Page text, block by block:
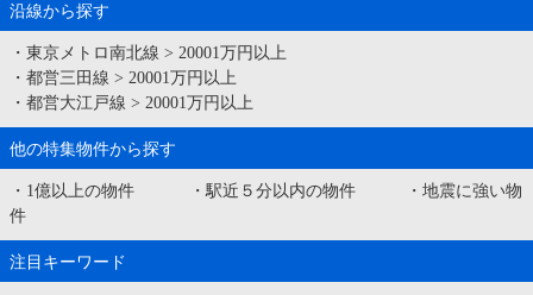
沿線から探す
・ 東京メトロ南北線 > 20001万円以上
・ 都営三田線 > 20001万円以上
・ 都営大江戸線 > 20001万円以上
他の特集物件から探す
・ 1億以上の物件 ・ 駅近５分以内の物件 ・ 地震に強い物
件
注目キーワード